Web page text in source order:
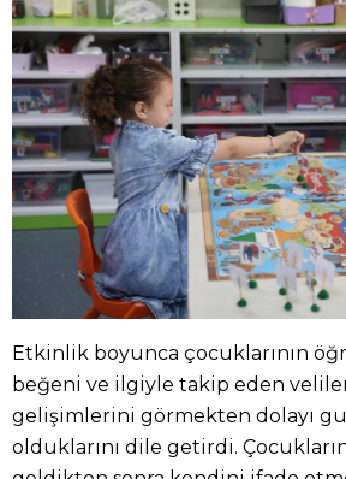
Etkinlik boyunca çocuklarının
beğeni ve ilgiyle takip eden
gelişimlerini görmekten dolayı
olduklarını dile getirdi.